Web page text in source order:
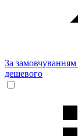
За замовчуванням
дешевого